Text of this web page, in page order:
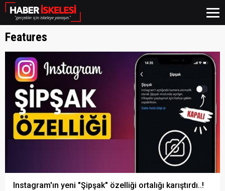
Features
Instagram'ın yeni "Şipşak" özelliği ortalığı karıştırdı..!